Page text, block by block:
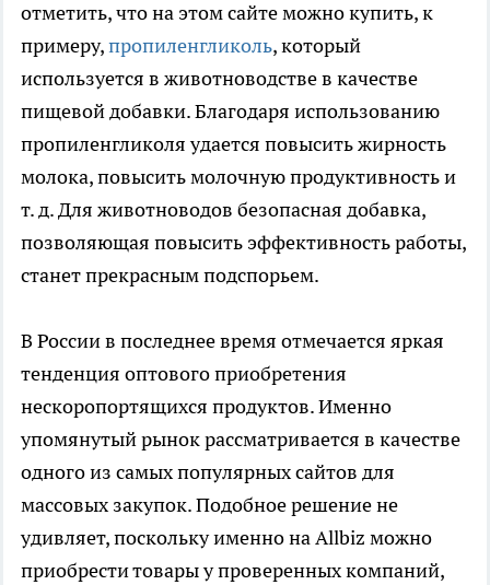
отметить, что на этом сайте можно купить, к
примеру,пропиленгликоль, который
используется в животноводстве в качестве
пищевой добавки. Благодаря использованию
пропиленгликоля удается повысить жирность
молока, повысить молочную продуктивность и
т. д. Для животноводов безопасная добавка,
позволяющая повысить эффективность работы,
станет прекрасным подспорьем.
В России в последнее время отмечается яркая
тенденция оптового приобретения
нескоропортящихся продуктов. Именно
упомянутый рынок рассматривается в качестве
одного из самых популярных сайтов для
массовых закупок. Подобное решение не
удивляет, поскольку именно на Аllbiz можно
приобрести товары у проверенных компаний,